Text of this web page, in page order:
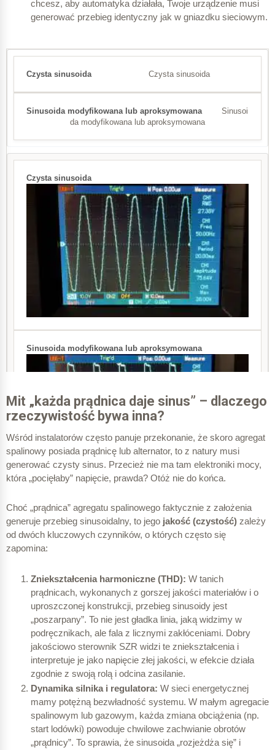
chcesz, aby automatyka działała, Twoje urządzenie musi
generować przebieg identyczny jak w gniazdku sieciowym.
Czysta sinusoida
Sinusoi
da modyfikowana lub aproksymowana
Mit „każda prądnica daje sinus” – dlaczego
rzeczywistość bywa inna?
Wśród instalatorów często panuje przekonanie, że skoro agregat
spalinowy posiada prądnicę lub alternator, to z natury musi
generować czysty sinus. Przecież nie ma tam elektroniki mocy,
która „pocięłaby” napięcie, prawda? Otóż nie do końca.
Choć „prądnica” agregatu spalinowego faktycznie z założenia
generuje przebieg sinusoidalny, to jego jakość (czystość) zależy
od dwóch kluczowych czynników, o których często się
zapomina:
Zniekształcenia harmoniczne (THD): W tanich
prądnicach, wykonanych z gorszej jakości materiałów i o
uproszczonej konstrukcji, przebieg sinusoidy jest
„poszarpany”. To nie jest gładka linia, jaką widzimy w
podręcznikach, ale fala z licznymi zakłóceniami. Dobry
jakościowo sterownik SZR widzi te zniekształcenia i
interpretuje je jako napięcie złej jakości, w efekcie działa
zgodnie z swoją rolą i odcina zasilanie.
Dynamika silnika i regulatora: W sieci energetycznej
mamy potężną bezwładność systemu. W małym agregacie
spalinowym lub gazowym, każda zmiana obciążenia (np.
start lodówki) powoduje chwilowe zachwianie obrotów
„prądnicy”. To sprawia, że sinusoida „rozjeżdża się” i